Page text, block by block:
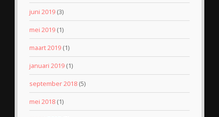
juni 2019 (3)
mei 2019 (1)
maart 2019 (1)
januari 2019 (1)
september 2018 (5)
mei 2018 (1)